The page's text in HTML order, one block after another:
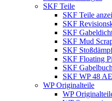
SKF Teile
SKF Teile
SKF
SKF
SKF Mud
SKF
SKF Floating
SKF
SKF WP 48
WP Originalteile
WP